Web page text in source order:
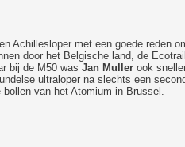
Achillesloper met een goede reden
door het Belgische land, de
bij de M50 was Jan Mullerook
ultraloper na slechts een
van het Atomium in Brussel.